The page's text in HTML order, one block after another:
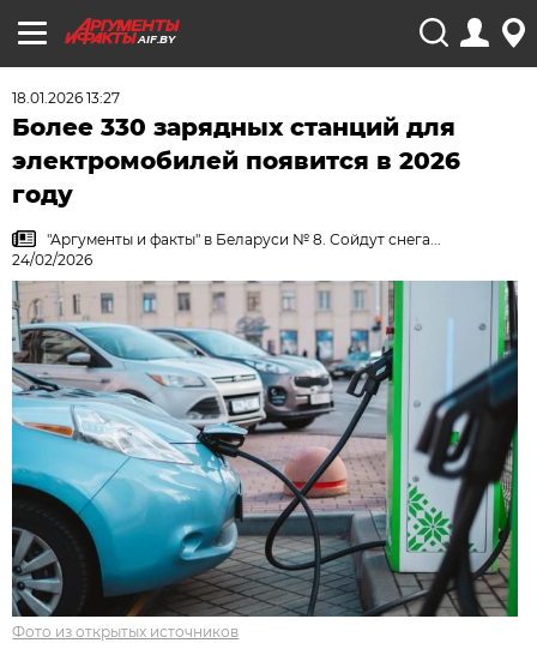
AIF.BY
18.01.2026 13:27
Более 330 зарядных станций для
электромобилей появится в 2026
году
"Аргументы и факты" в Беларуси № 8. Сойдут снега...
24/02/2026
Фото из открытых источников